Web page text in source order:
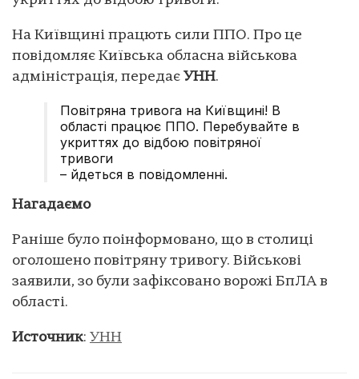
На Київщині працють сили ППО. Про це
повідомляє Київська обласна військова
адміністрація, передає УНН.
Повітряна тривога на Київщині! В
області працює ППО. Перебувайте в
укриттях до відбою повітряної
тривоги
– йдеться в повідомленні.
Нагадаємо
Раніше було поінформовано, що в столиці
оголошено повітряну тривогу. Військові
заявили, зо були зафіксовано ворожі БпЛА в
області.
Источник: УНН